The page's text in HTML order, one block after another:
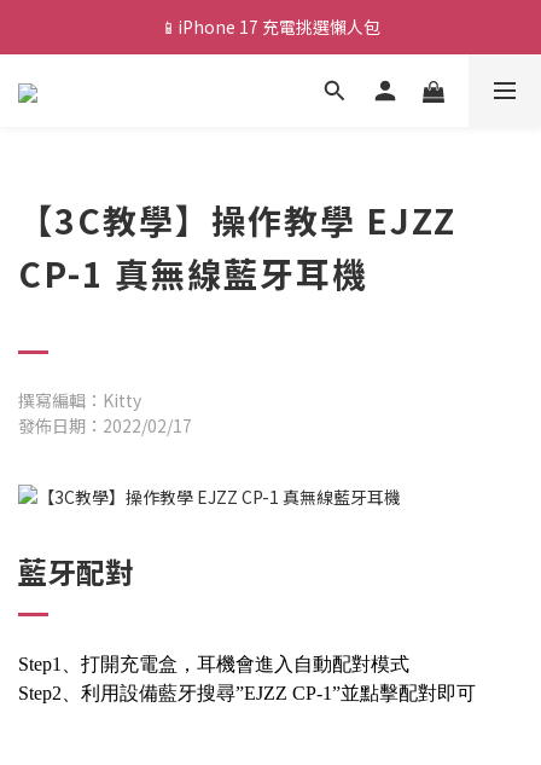
💰新會員送 $88 購物金
📱iPhone 17 充電挑選懶人包
🎟️ 去領優惠券 ▶▶
【3C教學】操作教學 EJZZ
CP-1 真無線藍牙耳機
撰寫編輯：Kitty
發佈日期：2022/02/17
藍牙配對
Step1、打開充電盒，耳機會進入自動配對模式
Step2、利用設備藍牙搜尋”EJZZ CP-1”並點擊配對即可